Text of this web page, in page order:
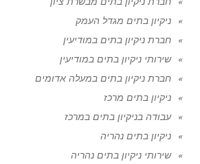
ניקיון בתים מגדל העמק
חברת ניקיון בתים במודיעין
שירותי ניקיון בתים במודיעין
חברת ניקיון בתים במעלה אדומים
ניקיון בתים מרכז
עבודה בניקיון בתים במרכז
ניקיון בתים נהריה
שירותי ניקיון בתים נהריה